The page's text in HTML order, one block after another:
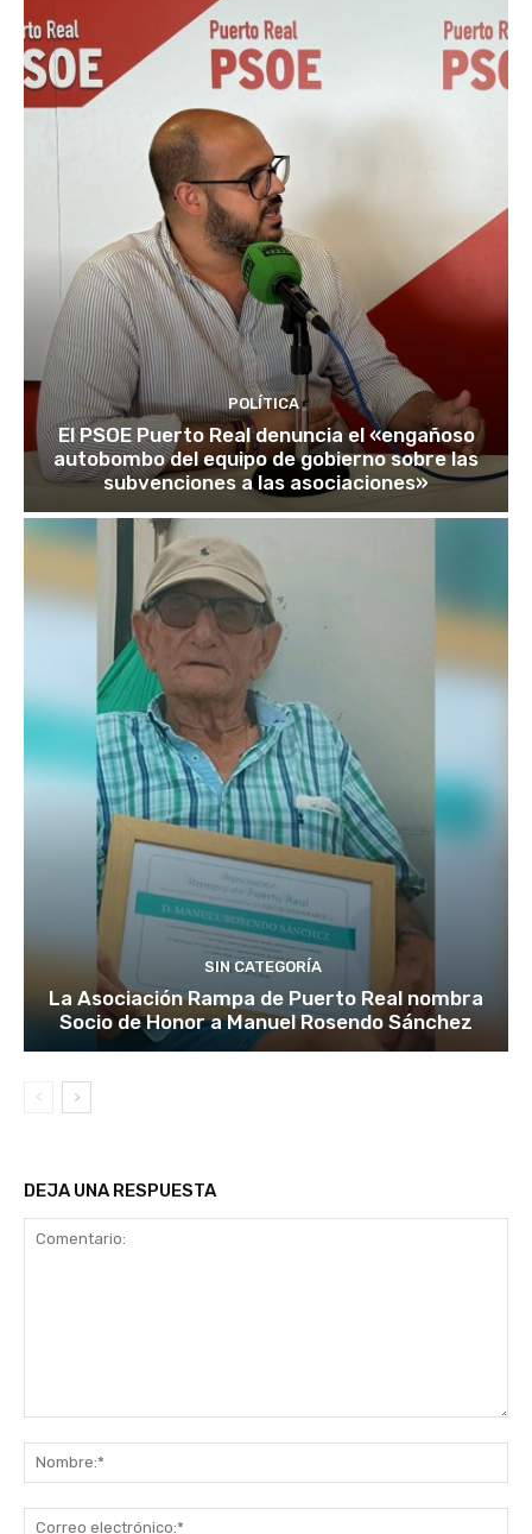
POLÍTICA
El PSOE Puerto Real denuncia el «engañoso
autobombo del equipo de gobierno sobre las
subvenciones a las asociaciones»
SIN CATEGORÍA
La Asociación Rampa de Puerto Real nombra
Socio de Honor a Manuel Rosendo Sánchez
DEJA UNA RESPUESTA